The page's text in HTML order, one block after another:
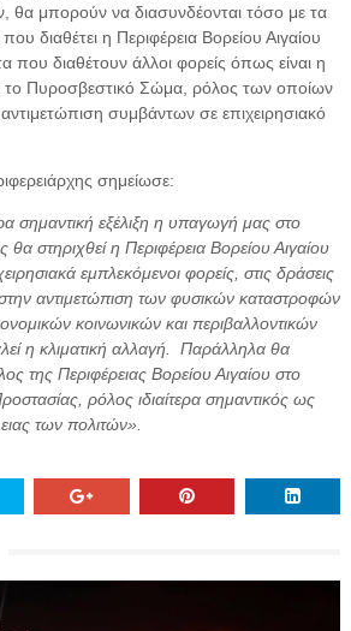
θα μπορούν να διασυνδέονται τόσο με τα
διαθέτει η Περιφέρεια Βορείου Αιγαίου
που διαθέτουν άλλοι φορείς όπως είναι η
το Πυροσβεστικό Σώμα, ρόλος των οποίων
συμβάντων σε επιχειρησιακό
σημείωσε:
σημαντική εξέλιξη η υπαγωγή μας στο
στηριχθεί η Περιφέρεια Βορείου Αιγαίου
εμπλεκόμενοι φορείς, στις δράσεις
αντιμετώπιση των φυσικών καταστροφών
κοινωνικών και περιβαλλοντικών
η κλιματική αλλαγή.
Παράλληλα θα
της Περιφέρειας Βορείου Αιγαίου στο
ρόλος ιδιαίτερα σημαντικός ως
των πολιτών».